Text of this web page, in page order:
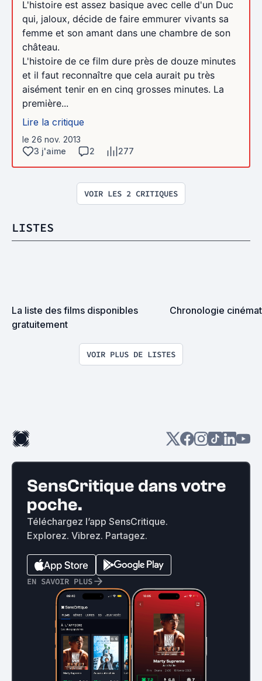
L'histoire est assez basique avec celle d'un Duc
qui, jaloux, décide de faire emmurer vivants sa
femme et son amant dans une chambre de son
château.
L'histoire de ce film dure près de douze minutes
et il faut reconnaître que cela aurait pu très
aisément tenir en en cinq grosses minutes. La
première...
Lire la critique
le 26 nov. 2013
3 j'aime
2 277
VOIR LES 2 CRITIQUES
LISTES
La liste des films disponibles
gratuitement
Chronologie
VOIR PLUS DE LISTES
SensCritique dans votre
poche.
Téléchargez l’app SensCritique.
Explorez. Vibrez. Partagez.
EN SAVOIR PLUS